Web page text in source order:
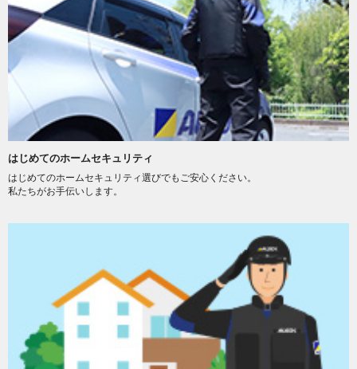
はじめてのホームセキュリティ
はじめてのホームセキュリティ選びでもご安心ください。
私たちがお手伝いします。